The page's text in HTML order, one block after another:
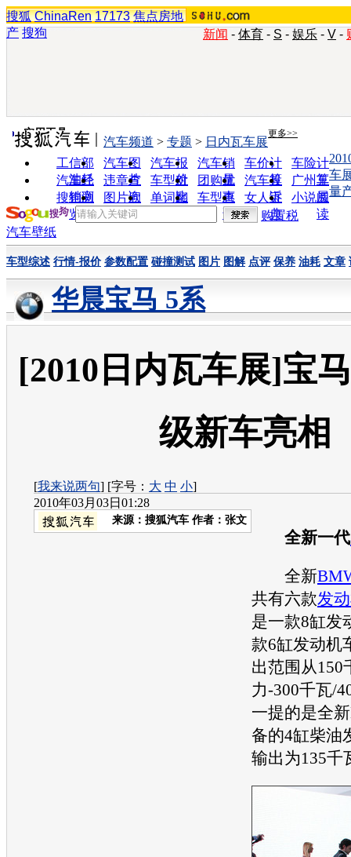
搜狐 ChinaRen 17173 焦点房地
产 搜狗 新闻 - 体育 - S - 娱乐 - V -
实用工具 更多>>
工信部
油耗
汽车图
片
汽车报
价
汽车销
量
车价计
算
车险计
算
汽车经
销商
违章查
询
车型对
比
团购优
惠
汽车投
诉
广州车
展
搜狗浏
览器
图片欣
赏
单词翻
车型查
询
女人宝
典
小说阅
读
汽车频道 > 专题 > 日内瓦车展
车
量
购置税
汽车壁纸
车型综述 行情-报价 参数配置 碰撞测试 图片 图解 点评 保养 油耗 文章
华晨宝马 5系
[2010日内瓦车展]宝
级新车亮相
[我来说两句] [字号： 大 中 小]
2010年03月03日01:28
来源： 搜狐汽车 作者：张文
全新一代
全新
共有六款发
是一款8缸发
款6缸发动机
出范围从150
力-300千瓦/
一提的是全新
备的4缸柴油
输出为135千